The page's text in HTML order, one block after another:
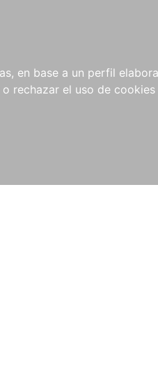
en base a un perfil
rechazar el uso de cookies